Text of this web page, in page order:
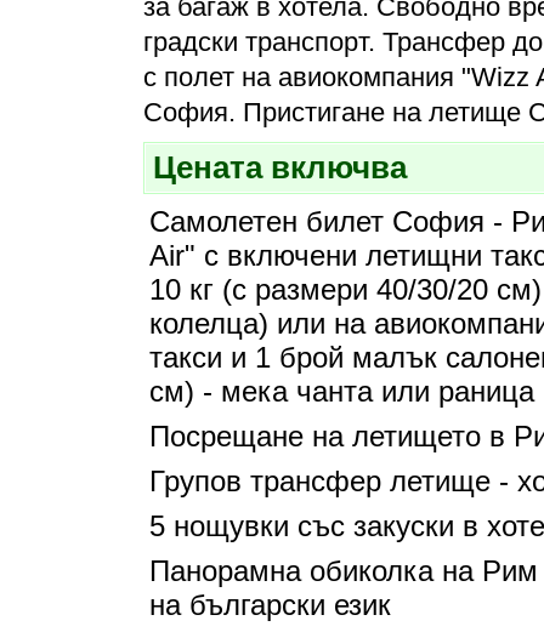
за багаж в хотела. Свободно
градски транспорт. Трансфер
с полет на авиокомпания
София. Пристигане на летище
Цената включва
Самолетен билет София -
Air" с включени летищни
10 кг (с размери 40/30/20
колелца) или на
такси и 1 брой малък
см) - мека чанта или раница
Посрещане на летището в
Групов трансфер летище -
5 нощувки със закуски в
Панорамна обиколка на Рим
на български език